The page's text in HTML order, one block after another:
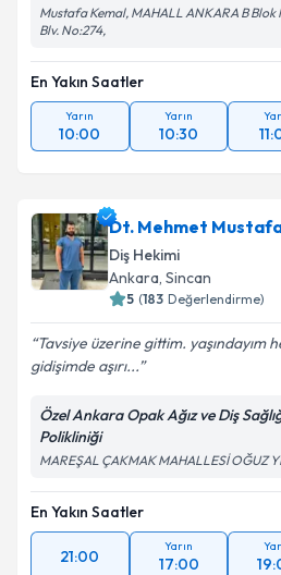
Mustafa Kemal, MAHALL ANKARA B
Blv. No:274,
En Yakın Saatler
Yarın
10:00
Yarın
10:30
Dt. Mehmet
Diş Hekimi
Ankara, Sincan
5 (183 Değerlendirme)
Tavsiye üzerine gittim. yaşındayım
gidişimde aşırı...
Özel Ankara Opak Ağız ve Diş
Polikliniği
MAREŞAL ÇAKMAK MAHALLESİ OĞUZ
En Yakın Saatler
21:00
Yarın
17:00